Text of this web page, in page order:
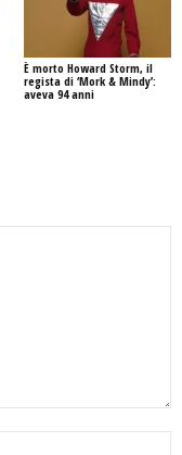
È morto Howard Storm, il
regista di ‘Mork & Mindy’:
aveva 94 anni